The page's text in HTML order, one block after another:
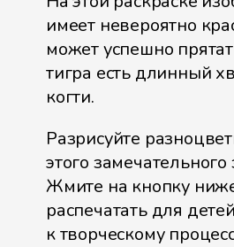
имеет невероятно
может успешно
тигра есть длинный
когти.
Разрисуйте
этого
Жмите на кнопку
распечатать для
к творческому